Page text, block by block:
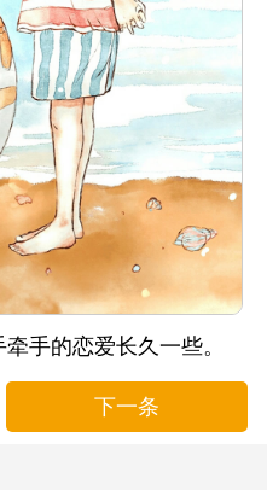
手的恋爱长久一些。
下一条